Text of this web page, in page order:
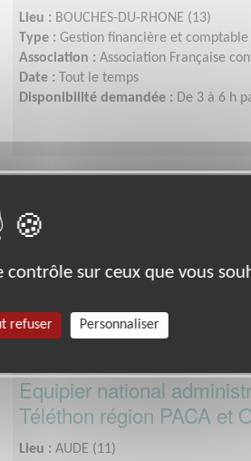
Lieu : BOUCHES-DU-RHONE (13)
Type : Gestion financière et comptable
Association : Association Française
Date :
Tout le temps
Disponibilité demandée : De 3 à 6 h
Equipier national
Téléthon région PACA et
Lieu : AUDE (11)
sur ceux que vous
refuser Personnaliser